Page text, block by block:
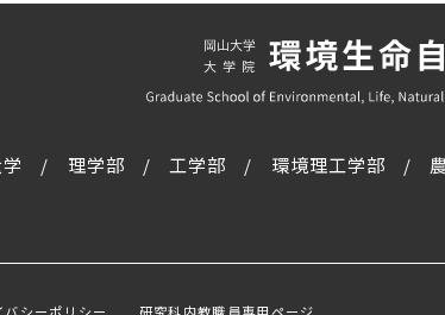
理学部 工学部 環境理工学部
バシーポリシー 研究科内教職員専用ページ